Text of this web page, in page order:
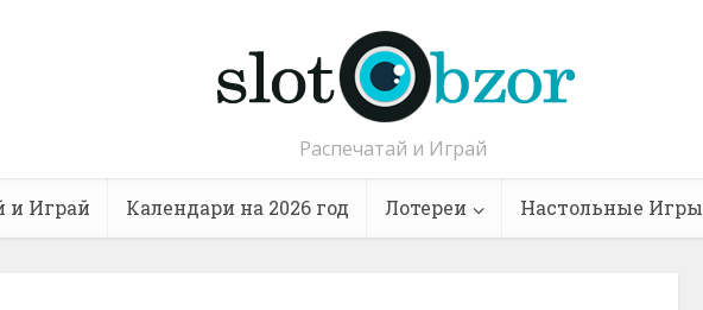
Распечатай и Играй
и Играй Календари на 2026 год Лотереи Настольные Игры